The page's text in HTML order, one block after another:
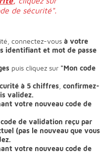
de sécurité".
connectez-vous à votre
identifiant et mot de passe
puis cliquez sur "Mon code
à 5 chiffres confirmez-
validez.
votre nouveau code de
de validation reçu par
(pas le nouveau que vous
votre nouveau code de